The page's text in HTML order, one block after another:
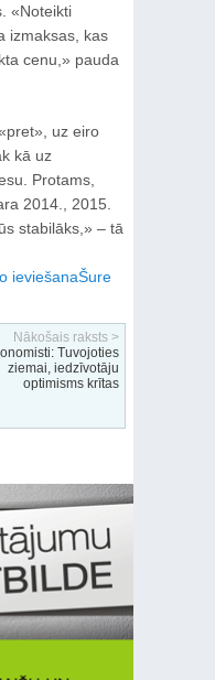
«Noteikti
izmaksas, kas
cenu,» pauda
uz eiro
kā uz
Protams,
2014., 2015.
stabilāks,» – tā
ieviešanaŠure
Nākošais raksts >
Tuvojoties
ziemai, iedzīvotāju
optimisms krītas